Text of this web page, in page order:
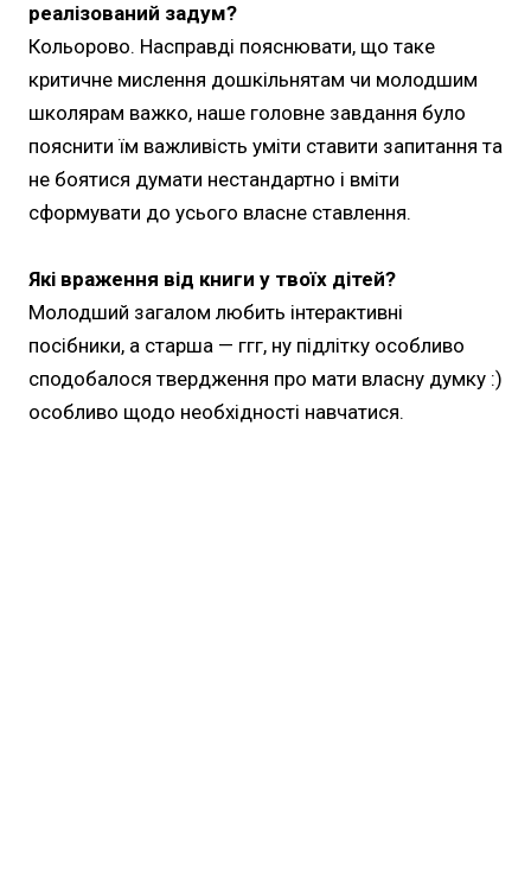
реалізований задум?
Кольорово. Насправді пояснювати, що таке
критичне мислення дошкільнятам чи молодшим
школярам важко, наше головне завдання було
пояснити їм важливість уміти ставити запитання та
не боятися думати нестандартно і вміти
сформувати до усього власне ставлення.
Які враження від книги у твоїх дітей?
Молодший загалом любить інтерактивні
посібники, а старша — ггг, ну підлітку особливо
сподобалося твердження про мати власну думку :)
особливо щодо необхідності навчатися.